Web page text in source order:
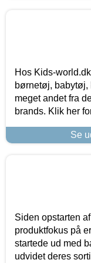
Hos Kids-
børnetøj, babytøj,
meget andet fra
brands. Klik her
Se
Siden opstarten
produktfokus på
startede ud med
udvidet deres